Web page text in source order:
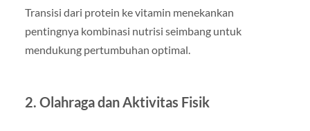
Transisi dari protein ke vitamin menekankan
pentingnya kombinasi nutrisi seimbang untuk
mendukung pertumbuhan optimal.
2. Olahraga dan Aktivitas Fisik